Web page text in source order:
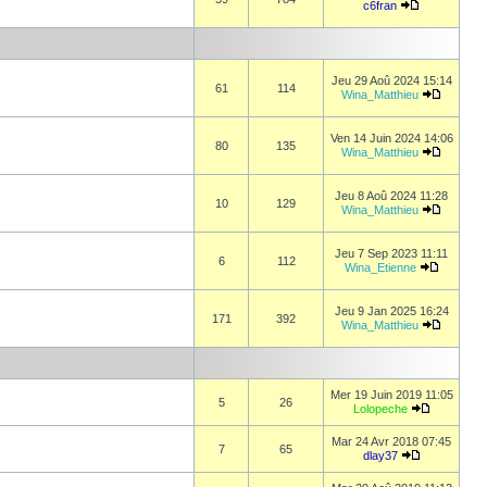
c6fran
61 114
Jeu 29 Aoû 2024 15:14
Wina_Matthieu
80 135
Ven 14 Juin 2024 14:06
Wina_Matthieu
10 129
Jeu 8 Aoû 2024 11:28
Wina_Matthieu
6 112
Jeu 7 Sep 2023 11:11
Wina_Etienne
171 392
Jeu 9 Jan 2025 16:24
Wina_Matthieu
5 26
Mer 19 Juin 2019 11:05
Lolopeche
7 65
Mar 24 Avr 2018 07:45
dlay37